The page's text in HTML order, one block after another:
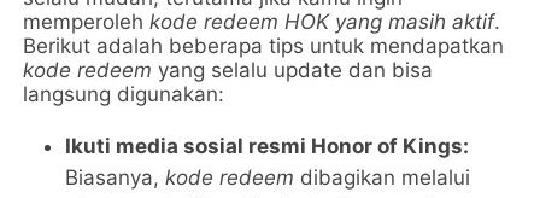
memperolehkode redeem HOK yang masih aktif.
Berikut adalah beberapa tips untuk mendapatkan
kode redeem yang selalu update dan bisa
langsung digunakan:
Ikuti media sosial resmi Honor of Kings:
Biasanya,kode redeem dibagikan melalui